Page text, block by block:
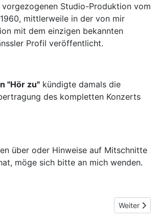
Studio-Produktion vom
mittlerweile in der von mir
mit dem einzigen bekannten
Profil veröffentlicht.
"Hör zu" kündigte damals die
des kompletten Konzerts
über oder Hinweise auf Mitschnitte
möge sich bitte an mich wenden.
Fedoseyev Nächster
Weiter